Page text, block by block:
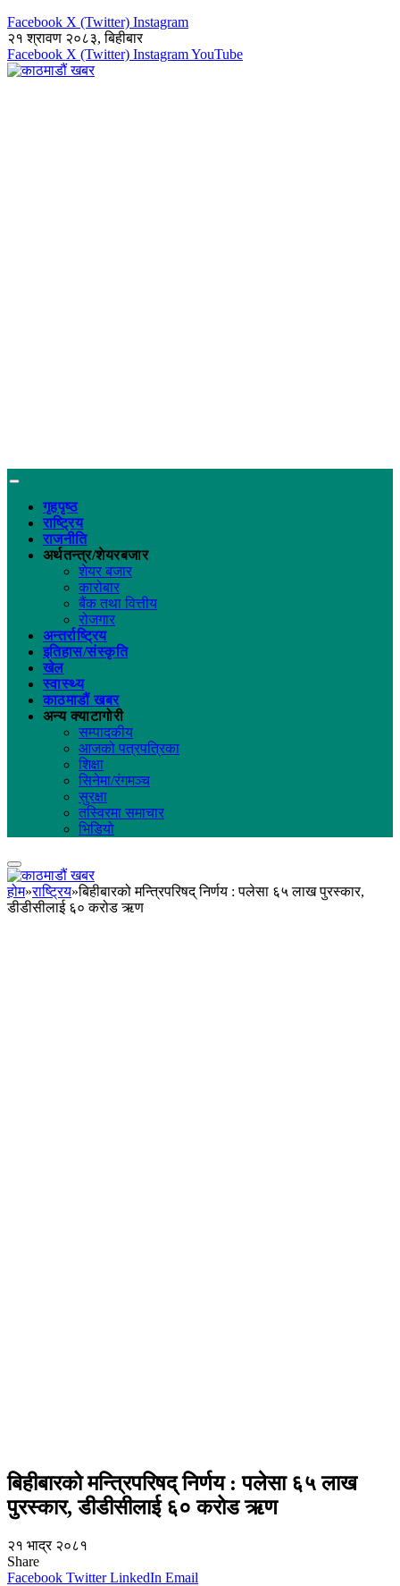
Facebook X (Twitter) Instagram
२१ श्रावण २०८३, बिहीबार
Facebook X (Twitter) InstagramYouTube
गृहपृष्ठ
राष्ट्रिय
राजनीति
अर्थतन्त्र/शेयरबजार
शेयर बजार
कारोबार
बैंक तथा वित्तीय
रोजगार
अन्तर्राष्ट्रिय
इतिहास/संस्कृति
खेल
स्वास्थ्य
काठमाडौं खबर
अन्य क्याटागोरी
सम्पादकीय
आजको पत्रपत्रिका
शिक्षा
सिनेमा/रंगमञ्च
सुरक्षा
तस्विरमा समाचार
भिडियो
होम»राष्ट्रिय»बिहीबारको मन्त्रिपरिषद् निर्णय : पलेसा ६५ लाख पुरस्कार,
डीडीसीलाई ६० करोड ऋण
बिहीबारको मन्त्रिपरिषद् निर्णय : पलेसा ६५ लाख
पुरस्कार, डीडीसीलाई ६० करोड ऋण
२१ भाद्र २०८१
Share
Facebook Twitter LinkedIn Email